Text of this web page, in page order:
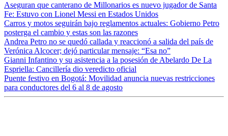
Aseguran que canterano de Millonarios es nuevo jugador de Santa
Fe: Estuvo con Lionel Messi en Estados Unidos
Carros y motos seguirán bajo reglamentos actuales: Gobierno Petro
posterga el cambio y estas son las razones
Andrea Petro no se quedó callada y reaccionó a salida del país de
Verónica Alcocer; dejó particular mensaje: “Esa no”
Gianni Infantino y su asistencia a la posesión de Abelardo De La
Espriella: Cancillería dio veredicto oficial
Puente festivo en Bogotá: Movilidad anuncia nuevas restricciones
para conductores del 6 al 8 de agosto